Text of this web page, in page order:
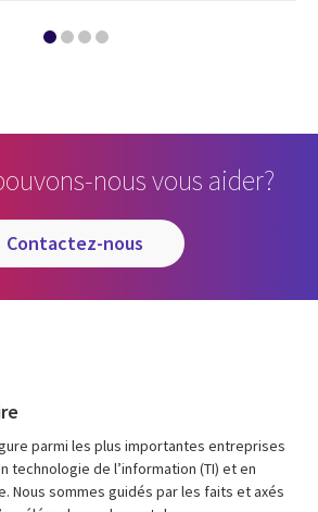
nous vous aider?
contactez-nous
parmi les plus importantes entreprises
technologie de l’information (TI) et en
Nous sommes guidés par les faits et axés